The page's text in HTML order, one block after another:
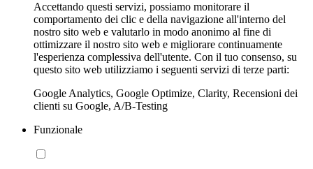
Accettando questi servizi, possiamo monitorare il
comportamento dei clic e della navigazione all'interno del
nostro sito web e valutarlo in modo anonimo al fine di
ottimizzare il nostro sito web e migliorare continuamente
l'esperienza complessiva dell'utente. Con il tuo consenso, su
questo sito web utilizziamo i seguenti servizi di terze parti:
Google Analytics, Google Optimize, Clarity, Recensioni dei
clienti su Google, A/B-Testing
Funzionale